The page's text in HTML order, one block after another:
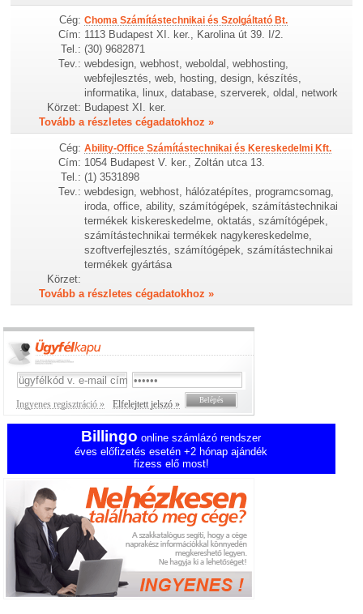
Cég: Choma Számítástechnikai és Szolgáltató Bt.
Cím: 1113 Budapest XI. ker., Karolina út 39. I/2.
Tel.: (30) 9682871
Tev.: webdesign, webhost, weboldal, webhosting,
webfejlesztés, web, hosting, design, készítés,
informatika, linux, database, szerverek, oldal, network
Körzet: Budapest XI. ker.
Tovább a részletes cégadatokhoz »
Cég: Ability-Office Számítástechnikai és Kereskedelmi Kft.
Cím: 1054 Budapest V. ker., Zoltán utca 13.
Tel.: (1) 3531898
Tev.: webdesign, webhost, hálózatépítes, programcsomag,
iroda, office, ability, számítógépek, számítástechnikai
termékek kiskereskedelme, oktatás, számítógépek,
számítástechnikai termékek nagykereskedelme,
szoftverfejlesztés, számítógépek, számítástechnikai
termékek gyártása
Körzet:
Tovább a részletes cégadatokhoz »
Ingyenes regisztráció » Elfelejtett jelszó »
Billingo online számlázó rendszer
éves előfizetés esetén +2 hónap ajándék
fizess elő most!